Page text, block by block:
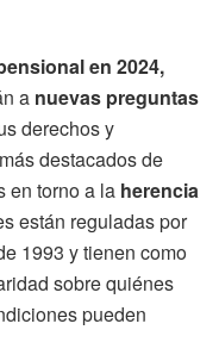
en 2024,
a nuevas preguntas
derechos y
destacados de
en torno a la herencia
están reguladas por
1993 y tienen como
sobre quiénes
pueden